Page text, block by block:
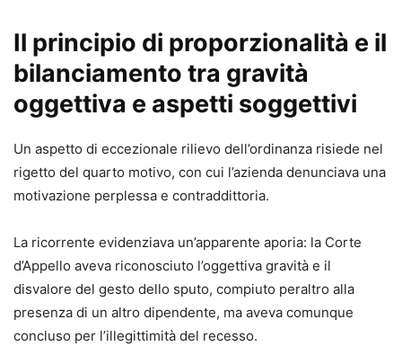
Il principio di proporzionalità e il
bilanciamento tra gravità
oggettiva e aspetti soggettivi
Un aspetto di eccezionale rilievo dell’ordinanza risiede nel
rigetto del quarto motivo, con cui l’azienda denunciava una
motivazione perplessa e contraddittoria.
La ricorrente evidenziava un’apparente aporia: la Corte
d’Appello aveva riconosciuto l’oggettiva gravità e il
disvalore del gesto dello sputo, compiuto peraltro alla
presenza di un altro dipendente, ma aveva comunque
concluso per l’illegittimità del recesso.